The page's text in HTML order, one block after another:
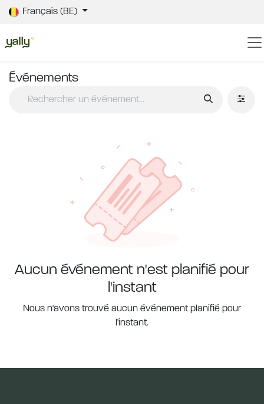
Se rendre au contenu
Français (BE)
Événements
Aucun événement n'est planifié pour
l'instant
Nous n'avons trouvé aucun événement planifié pour
l'instant.